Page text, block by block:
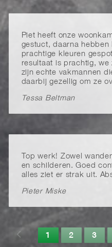
Piet heeft onze
gestuct, daarna hebben
prachtige kleuren
resultaat is prachtig,
zijn echte vakmannen
daarbij gezellig om ze
Tessa Beltman
Top werk! Zowel
en schilderen. Goed
alles ziet er strak uit.
Pieter Miske
1 2 3